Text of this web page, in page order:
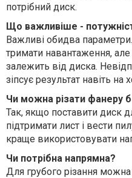
потрібний диск.
Що важливіше -
Важливі обидва
тримати навантаження,
залежить від диска.
зіпсує результат навіть на
Чи можна різати фанеру
Так, якщо поставити диск
підтримати лист і вести
краще використовувати
Чи потрібна напрямна?
Для грубого різання можна